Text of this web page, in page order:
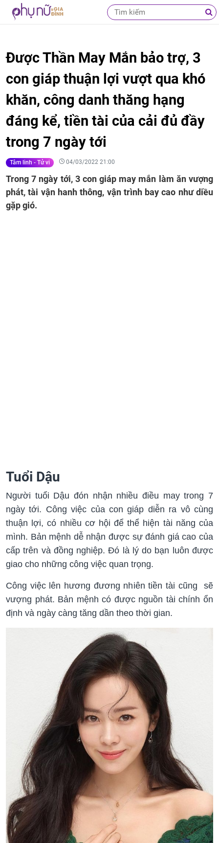
Được Thần May Mắn bảo trợ, 3
con giáp thuận lợi vượt qua khó
khăn, công danh thăng hạng
đáng kể, tiền tài của cải đủ đầy
trong 7 ngày tới
Tâm linh - Tử vi 04/03/2022 21:00
Trong 7 ngày tới, 3 con giáp may mắn làm ăn vượng
phát, tài vận hanh thông, vận trình bay cao như diều
gặp gió.
Tuổi Dậu
Người tuổi Dậu đón nhận nhiều điều may trong 7
ngày tới. Công việc của con giáp diễn ra vô cùng
thuận lợi, có nhiều cơ hội để thể hiện tài năng của
mình. Bản mệnh dễ nhận được sự đánh giá cao của
cấp trên và đồng nghiệp. Đó là lý do bạn luôn được
giao cho những công việc quan trọng.
Công việc lên hương đương nhiên tiền tài cũng sẽ
vượng phát. Bản mệnh có được nguồn tài chính ổn
định và ngày càng tăng dần theo thời gian.